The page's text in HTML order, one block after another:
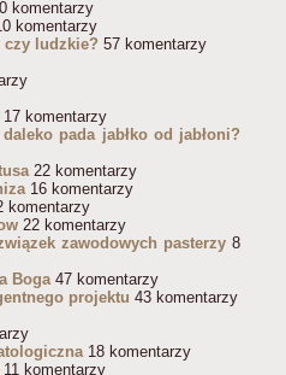
komentarzy
komentarzy
czy ludzkie? 57 komentarzy
17 komentarzy
pada jabłko od jabłoni?
22 komentarzy
16 komentarzy
komentarzy
22 komentarzy
zawodowych pasterzy8
Boga47 komentarzy
projektu 43 komentarzy
18 komentarzy
11 komentarzy